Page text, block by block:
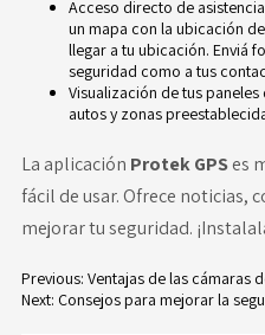
Acceso directo de
un mapa con la ubicación
llegar a tu ubicación. Enviá
seguridad como a tus
Visualización de tus
autos y zonas
La aplicación ProtekGPSes
fácil de usar. Ofrece noticias,
mejorar tu seguridad.
Previous: Ventajas de las cámaras
Next: Consejos para mejorar la